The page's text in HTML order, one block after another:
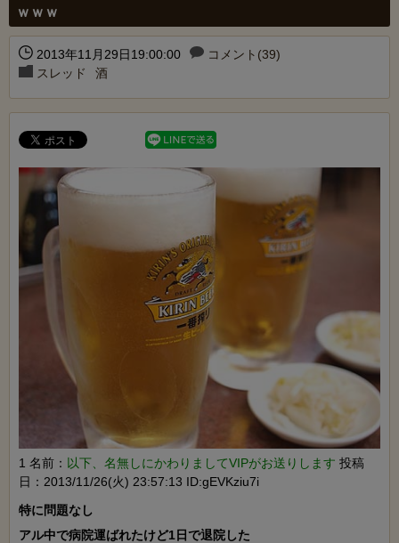
ｗｗｗ
2013年11月29日19:00:00
コメント(39)
スレッド
酒
1 名前： 以下、名無しにかわりましてVIPがお送りします 投稿
日：2013/11/26(火) 23:57:13 ID:gEVKziu7i
特に問題なし
アル中で病院運ばれたけど1日で退院した